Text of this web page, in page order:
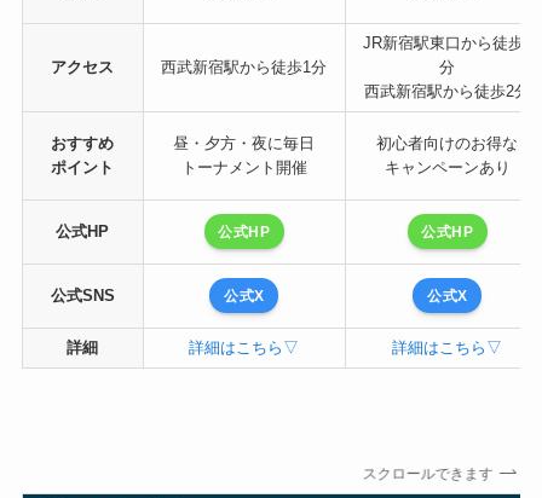
アクセス 西武新宿駅から徒歩1分
JR新宿駅東口から徒歩3
分
西武新宿駅から徒歩2分
おすすめ
ポイント
昼・夕方・夜に毎日
トーナメント開催
初心者向けのお得な
キャンペーンあり
公式HP 公式HP 公式HP
公式SNS 公式X 公式X
詳細 詳細はこちら▽ 詳細はこちら▽
スクロールできます